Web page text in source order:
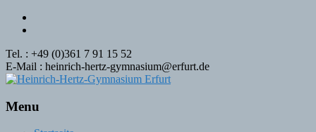
Tel. : +49 (0)361 7 91 15 52
E-Mail : heinrich-hertz-gymnasium@erfurt.de
Menu